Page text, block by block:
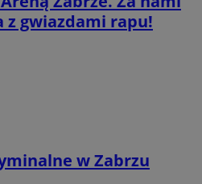
z gwiazdami rapu!
w Zabrzu
zabrze.com.pl